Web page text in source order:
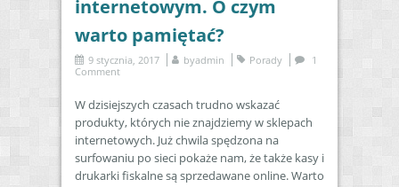
internetowym. O czym
warto pamiętać?
9 stycznia, 2017 byadmin Porady
1
Comment
W dzisiejszych czasach trudno wskazać
produkty, których nie znajdziemy w sklepach
internetowych. Już chwila spędzona na
surfowaniu po sieci pokaże nam, że także kasy i
drukarki fiskalne są sprzedawane online. Warto